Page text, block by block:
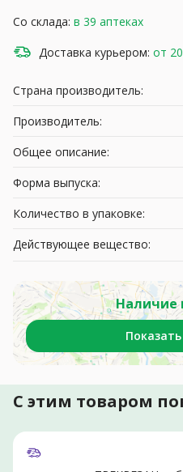
Со склада: в 39 аптеках
Доставка курьером: от
Страна производитель:
Производитель:
Общее описание:
Форма выпуска:
Количество в упаковке:
Действующее вещество:
Наличие
С этим товаром